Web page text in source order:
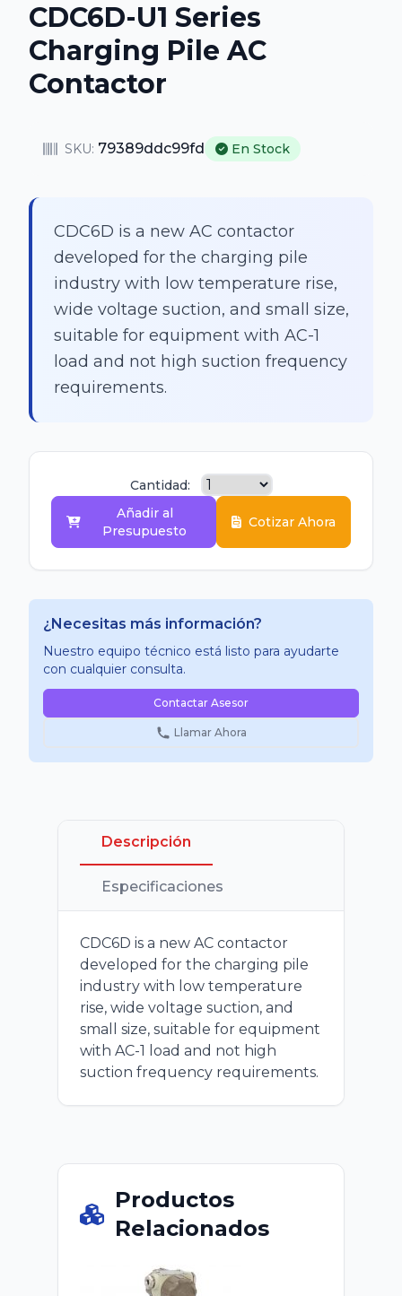
CDC6D-U1 Series
Charging Pile AC
Contactor
SKU: 79389ddc99fd En Stock
CDC6D is a new AC contactor
developed for the charging pile
industry with low temperature rise,
wide voltage suction, and small size,
suitable for equipment with AC-1
load and not high suction frequency
requirements.
Cantidad:
Añadir al
Presupuesto
Cotizar Ahora
¿Necesitas más información?
Nuestro equipo técnico está listo para ayudarte
con cualquier consulta.
Contactar Asesor
Llamar Ahora
Descripción
Especificaciones
CDC6D is a new AC contactor
developed for the charging pile
industry with low temperature
rise, wide voltage suction, and
small size, suitable for equipment
with AC-1 load and not high
suction frequency requirements.
Productos
Relacionados